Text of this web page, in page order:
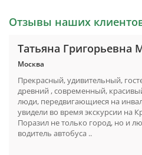
Отзывы наших
Татьяна Григорьевна
Москва
Прекрасный, удивительный,
древний , современный,
люди, передвигающиеся на
увидели во время экскурсии на
Поразил не только город, но и
водитель автобуса ..